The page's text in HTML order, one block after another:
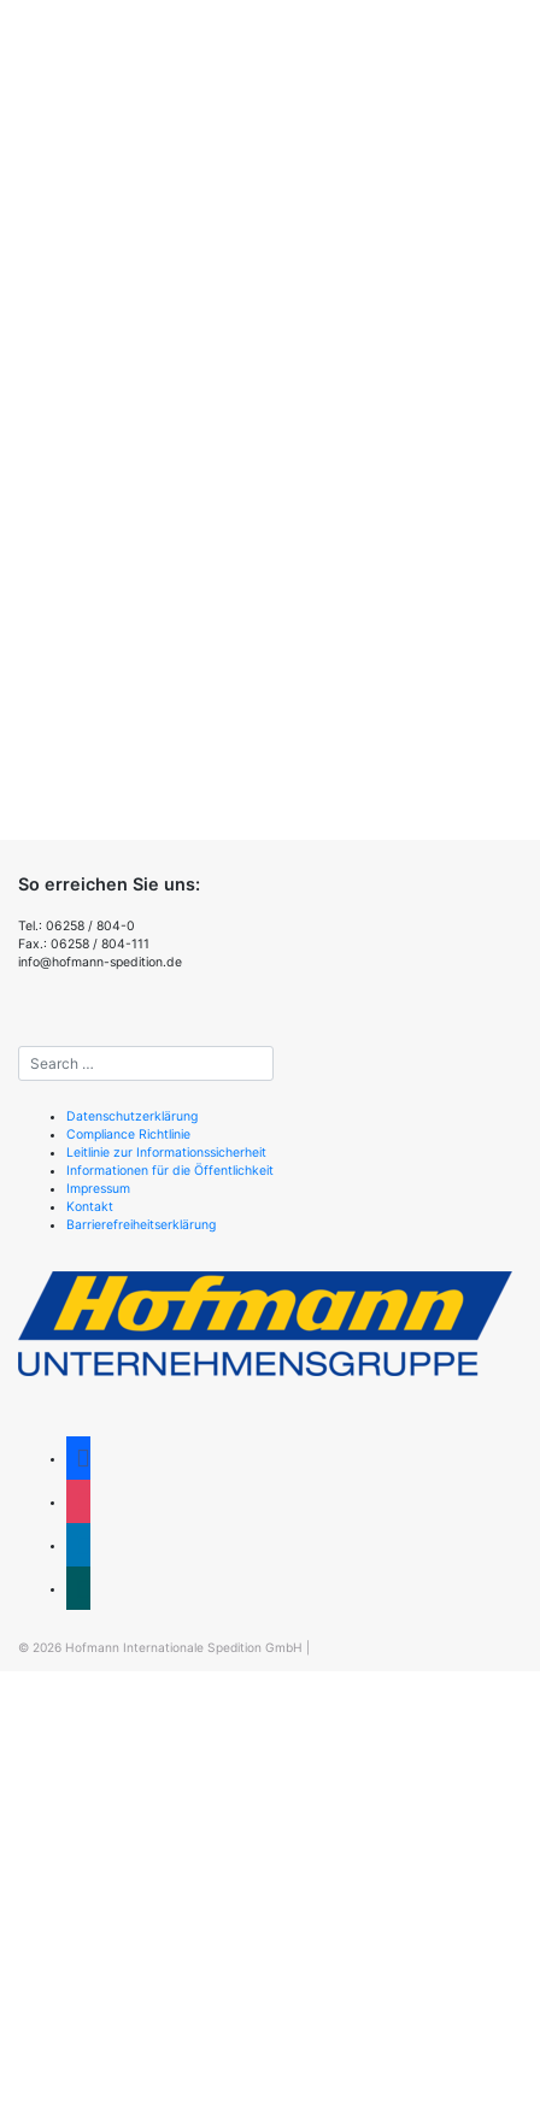
So erreichen Sie uns:
Tel.: 06258 / 804-0
Fax.: 06258 / 804-111
info@hofmann-spedition.de
Datenschutzerklärung
Compliance Richtlinie
Leitlinie zur Informationssicherheit
Informationen für die Öffentlichkeit
Impressum
Kontakt
Barrierefreiheitserklärung
facebook
instagram
linkedin
xing
© 2026 Hofmann Internationale Spedition GmbH